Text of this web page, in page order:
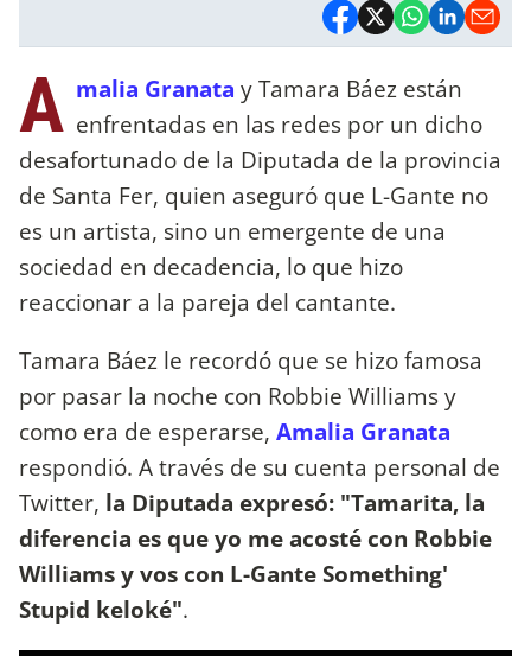
A malia Granata y Tamara Báez están
enfrentadas en las redes por un dicho
desafortunado de la Diputada de la provincia
de Santa Fer, quien aseguró que L-Gante no
es un artista, sino un emergente de una
sociedad en decadencia, lo que hizo
reaccionar a la pareja del cantante.
Tamara Báez le recordó que se hizo famosa
por pasar la noche con Robbie Williams y
como era de esperarse, Amalia Granata
respondió. A través de su cuenta personal de
Twitter, la Diputada expresó: "Tamarita, la
diferencia es que yo me acosté con Robbie
Williams y vos con L-Gante Something'
Stupid keloké".